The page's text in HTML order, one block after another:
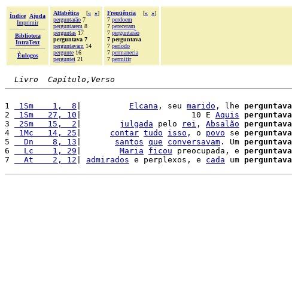
Índice
Ajuda
Imprimir
Biblioteca
IntraText
Èulogos
Alfabética [« »]
perguntarão 7
perguntarem 8
perguntas 17
perguntava 7
perguntavam 14
pergunte 16
perguntei 21
Freqüência [« »]
7 perdoem
7 pereceram
7 perguntarão
7 perguntava
7 período
7 permanecia
7 permitir
Livro  Capítulo,Verso
1 1Sm    1,  8 Elcana , seu marido , lhe perguntava
2
1Sm   27, 10 |                       10 E Aquis perguntava
3
2Sm   15,  2 julgada pelo rei , Absalão perguntava
4
1Mc   14, 25 contar tudo isso , o povo se perguntava
5
  Dn    8, 13
santos que conversavam . Um perguntava
6
  Lc    1, 29
Maria ficou preocupada, e perguntava
7
  At    2, 12
admirados e perplexos, e cada um perguntava